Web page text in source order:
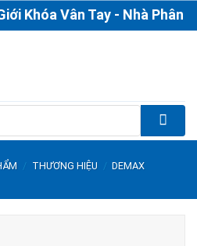
Khóa Vân Tay - Nhà Phân
/ THƯƠNG HIỆU / DEMAX